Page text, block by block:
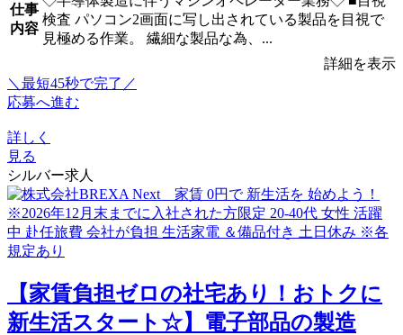
仕事
内容
検査 パソコン2画面に写し出されている製品を目視で
見極める作業。 繊細な製品な為、...
詳細を表示
＼最短45秒で完了／
応募へ進む
詳しく
見る
シルバー求人
【家賃負担ゼロの社宅あり！おトクに
新生活スタート☆】電子部品の製造